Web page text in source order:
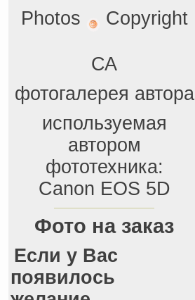
Photos Copyright
СА
фотогалерея автора
используемая
автором
фототехника:
Canon EOS 5D
Фото на заказ
Если у Вас
появилось